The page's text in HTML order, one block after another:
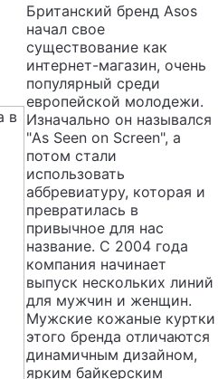
Британский бренд Asos
начал свое
существование как
интернет-магазин, очень
популярный среди
европейской молодежи.
Изначально он назывался
"As Seen on Screen", а
потом стали
использовать
аббревиатуру, которая и
превратилась в
привычное для нас
название. С 2004 года
компания начинает
выпуск нескольких линий
для мужчин и женщин.
Мужские кожаные куртки
этого бренда отличаются
динамичным дизайном,
ярким байкерским